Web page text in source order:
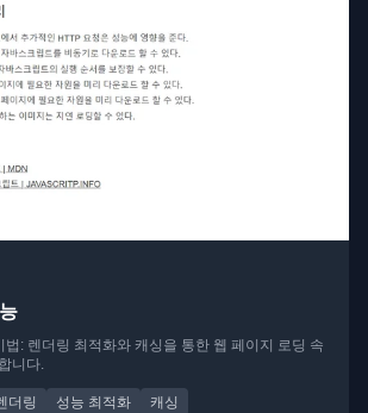
법: 렌더링 최적화와 캐싱을 통한 웹 페이지 로딩 속
니다.
더링 성능 최적화 캐싱